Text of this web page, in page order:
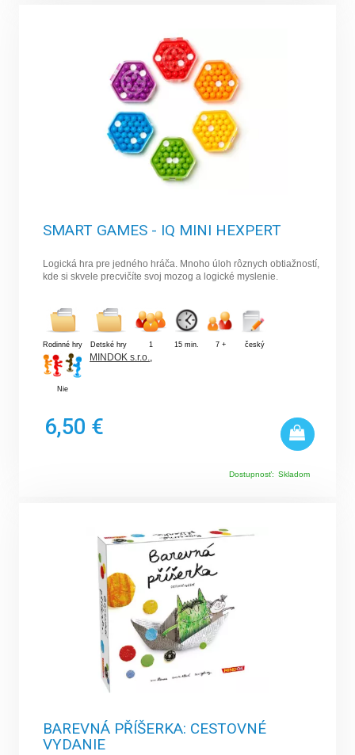
SMART GAMES - IQ MINI HEXPERT
Logická hra pre jedného hráča. Mnoho úloh rôznych obtiažností,
kde si skvele precvičíte svoj mozog a logické myslenie.
Rodinné hry Detské hry 1 15 min. 7 + český
Nie
MINDOK s.r.o.,
6,50 €
Dostupnosť: Skladom
BAREVNÁ PŘÍŠERKA: CESTOVNÉ
VYDANIE